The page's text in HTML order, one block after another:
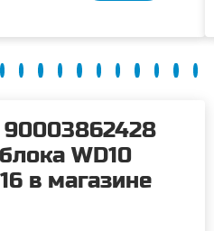
90003862428
WD10
в магазине